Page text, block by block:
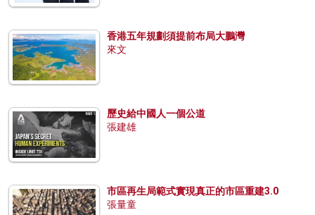
香港五年規劃須提前布局大鵬灣
來文
歷史給中國人一個公道
張建雄
市區再生局範式實現真正的市區重建3.0
張量童